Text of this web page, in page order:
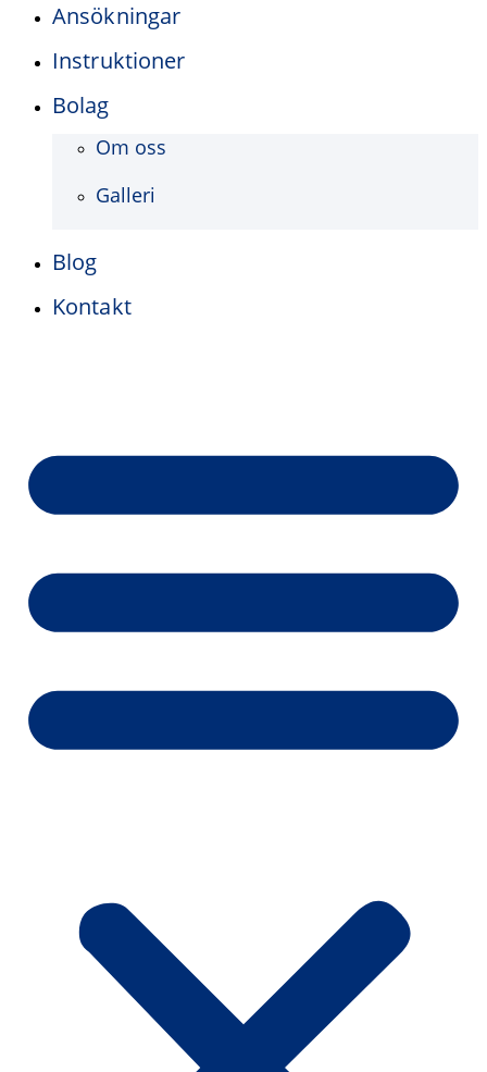
Ansökningar
Instruktioner
Bolag
Om oss
Galleri
Blog
Kontakt